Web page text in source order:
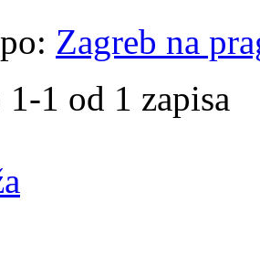
Zagreb na
1 od 1 zapisa